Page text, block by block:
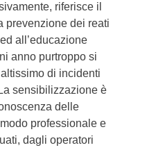
riferisce il
prevenzione dei reati
all’educazione
anno purtroppo si
di incidenti
sensibilizzazione è
delle
professionale e
dagli operatori